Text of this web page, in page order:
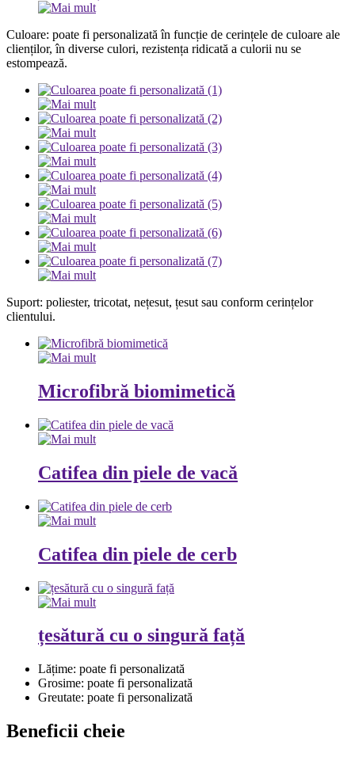
Culoare: poate fi personalizată în funcție de cerințele de culoare ale
clienților, în diverse culori, rezistența ridicată a culorii nu se
estompează.
Suport: poliester, tricotat, nețesut, țesut sau conform cerințelor
clientului.
Microfibră biomimetică
Catifea din piele de vacă
Catifea din piele de cerb
țesătură cu o singură față
Lățime: poate fi personalizată
Grosime: poate fi personalizată
Greutate: poate fi personalizată
Beneficii cheie